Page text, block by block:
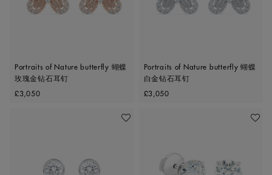
Portraits of Nature butterfly 蝴蝶
玫瑰金钻石耳钉
Original price
£3,050
Portraits of Nature butterfly 蝴蝶
白金钻石耳钉
Original price
£3,050
收藏作品 收藏作